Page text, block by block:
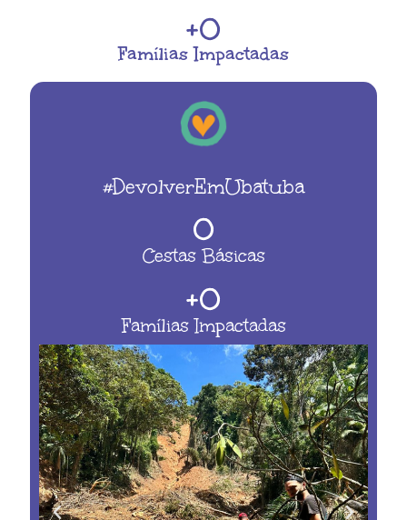
Famílias Impactadas
+0
#DevolverEmUbatuba
Cestas Básicas
0
Famílias Impactadas
+0